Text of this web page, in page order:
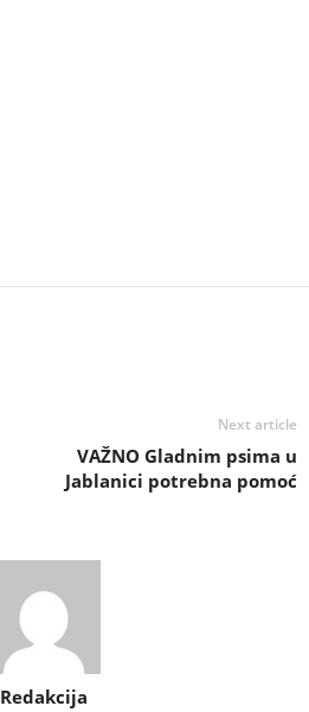
Next article
VAŽNO Gladnim psima u
Jablanici potrebna pomoć
Redakcija